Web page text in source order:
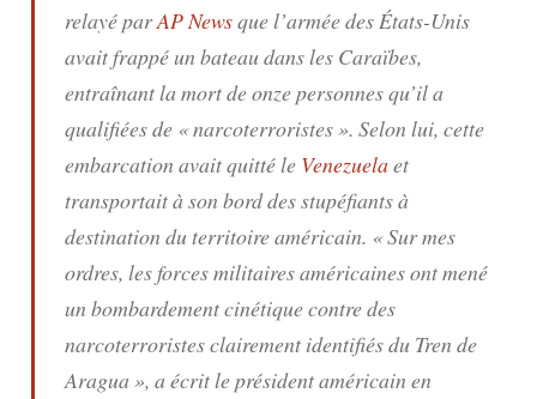
relayé parAP Newsque l’armée des États-Unis
avait frappé un bateau dans les Caraïbes,
entraînant la mort de onze personnes qu’il a
qualifiées de «narcoterroristes». Selon lui, cette
embarcation avait quitté le Venezuelaet
transportait à son bord des stupéfiants à
destination du territoire américain. «Sur mes
ordres, les forces militaires américaines ont mené
un bombardement cinétique contre des
narcoterroristes clairement identifiés du Tren de
Aragua », a écrit le président américain en